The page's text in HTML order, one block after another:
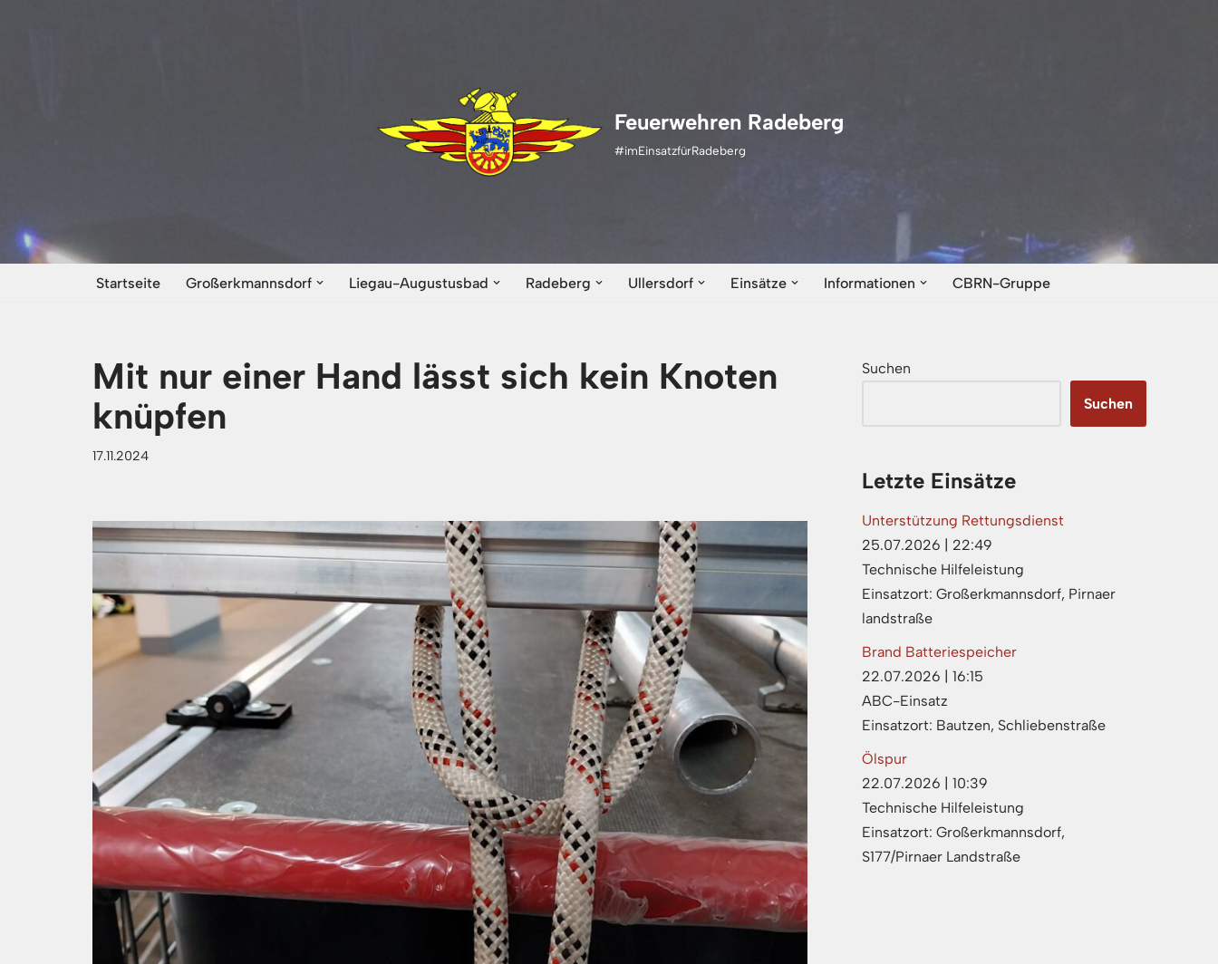
Feuerwehren Radeberg
#imEinsatzfürRadeberg
Startseite Großerkmannsdorf Liegau-Augustusbad Radeberg Ullersdorf Einsätze Informationen CBRN-Gruppe
Mit nur einer Hand lässt sich kein Knoten
knüpfen
17.11.2024
Suchen
Suchen
Letzte Einsätze
Unterstützung Rettungsdienst
25.07.2026 | 22:49
Technische Hilfeleistung
Einsatzort: Großerkmannsdorf, Pirnaer
landstraße
Brand Batteriespeicher
22.07.2026 | 16:15
ABC-Einsatz
Einsatzort: Bautzen, Schliebenstraße
Ölspur
22.07.2026 | 10:39
Technische Hilfeleistung
Einsatzort: Großerkmannsdorf,
S177/Pirnaer Landstraße